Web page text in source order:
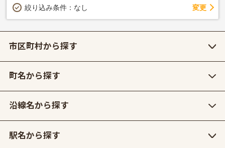
絞り込み条件： なし 変更
市区町村から探す
町名から探す
沿線名から探す
駅名から探す